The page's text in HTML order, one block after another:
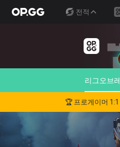
전적
리그오브
🏆 프로게이머